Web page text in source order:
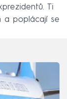
Ti
a poplácají se